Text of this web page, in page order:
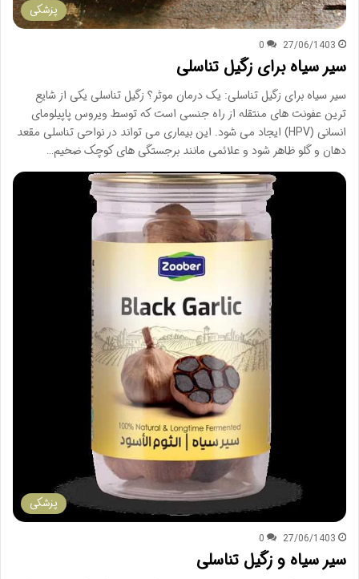
پزشکی
27/06/1403
0
سیر سیاه برای زگیل تناسلی
سیر سیاه برای زگیل تناسلی: یک درمان موثر؟ زگیل تناسلی یکی از شایع
ترین عفونت های منتقله از راه جنسی است که توسط ویروس پاپیلومای
انسانی (HPV) ایجاد می شود. این بیماری می تواند در نواحی تناسلی مقعد
دهان و گلو ظاهر شود و علائمی مانند برجستگی های کوچک ضخیم…
پزشکی
27/06/1403
0
سیر سیاه و زگیل تناسلی